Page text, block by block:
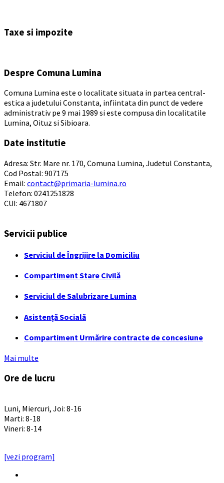
calendar
Taxe si impozite
Despre Comuna Lumina
Comuna Lumina este o localitate situata in partea central-
estica a judetului Constanta, infiintata din punct de vedere
administrativ pe 9 mai 1989 si este compusa din localitatile
Lumina, Oituz si Sibioara.
Date institutie
Adresa: Str. Mare nr. 170, Comuna Lumina, Judetul Constanta,
Cod Postal: 907175
Email: contact@primaria-lumina.ro
Telefon: 0241251828
CUI: 4671807
Servicii publice
Serviciul de Îngrijire la Domiciliu
Compartiment Stare Civilă
Serviciul de Salubrizare Lumina
Asistență Socială
Compartiment Urmărire contracte de concesiune
Mai multe
Ore de lucru
Luni, Miercuri, Joi: 8-16
Marti: 8-18
Vineri: 8-14
[vezi program]